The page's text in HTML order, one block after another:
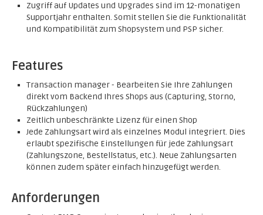
Zugriff auf Updates und Upgrades sind im 12-monatigen
Supportjahr enthalten. Somit stellen Sie die Funktionalität
und Kompatibilität zum Shopsystem und PSP sicher.
Features
Transaction manager - Bearbeiten Sie Ihre Zahlungen
direkt vom Backend Ihres Shops aus (Capturing, Storno,
Rückzahlungen)
Zeitlich unbeschränkte Lizenz für einen Shop
Jede Zahlungsart wird als einzelnes Modul integriert. Dies
erlaubt spezifische Einstellungen für jede Zahlungsart
(Zahlungszone, Bestellstatus, etc.). Neue Zahlungsarten
können zudem später einfach hinzugefügt werden.
Anforderungen